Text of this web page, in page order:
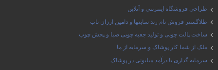
طراحی فروشگاه اینترنتی و آنلاین
طلاگستر فروش نام رند سایتها و دامین ارزان ناب
ساخت پالت چوبی و تولید جعبه چوبی صبا و پخش چوب
ملک از شما کار پوشاک و سرمایه از ما
سرمایه گذاری با درآمد میلیونی در پوشاک